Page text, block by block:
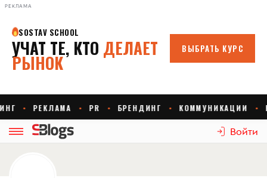
РЕКЛАМА
Войти